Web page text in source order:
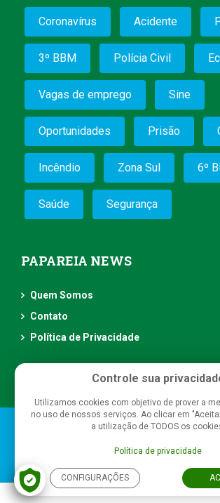
Coronavírus Acidente
3º BBM Polícia Civil
Vagas de emprego Sine
Oportunidades Prisão
Incêndio Zona Sul 6º
Saúde Segurança
PAPAREIA NEWS
Quem Somos
Contato
Política de Privacidade
Papareia News - Todos os direitos
Controle sua
Utilizamos cookies com objetivo de prover a
no uso de nossos serviços. Ao clicar em
a utilização de TODOS os
Política de privacidade
CONFIGURAÇÕES